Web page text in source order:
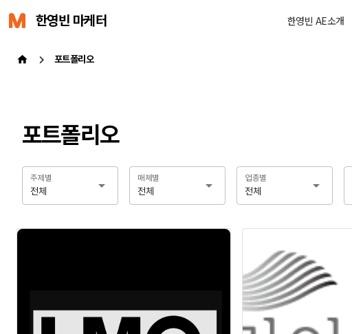
한영빈 마케터 한영빈 AE소개
포트폴리오
포트폴리오
전체
주제별
전체
매체별
전체
업종별